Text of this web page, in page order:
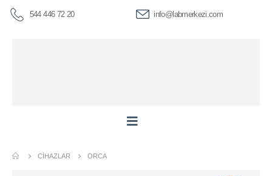
544 446 72 20 info@labmerkezi.com
CIHAZLAR ORCA